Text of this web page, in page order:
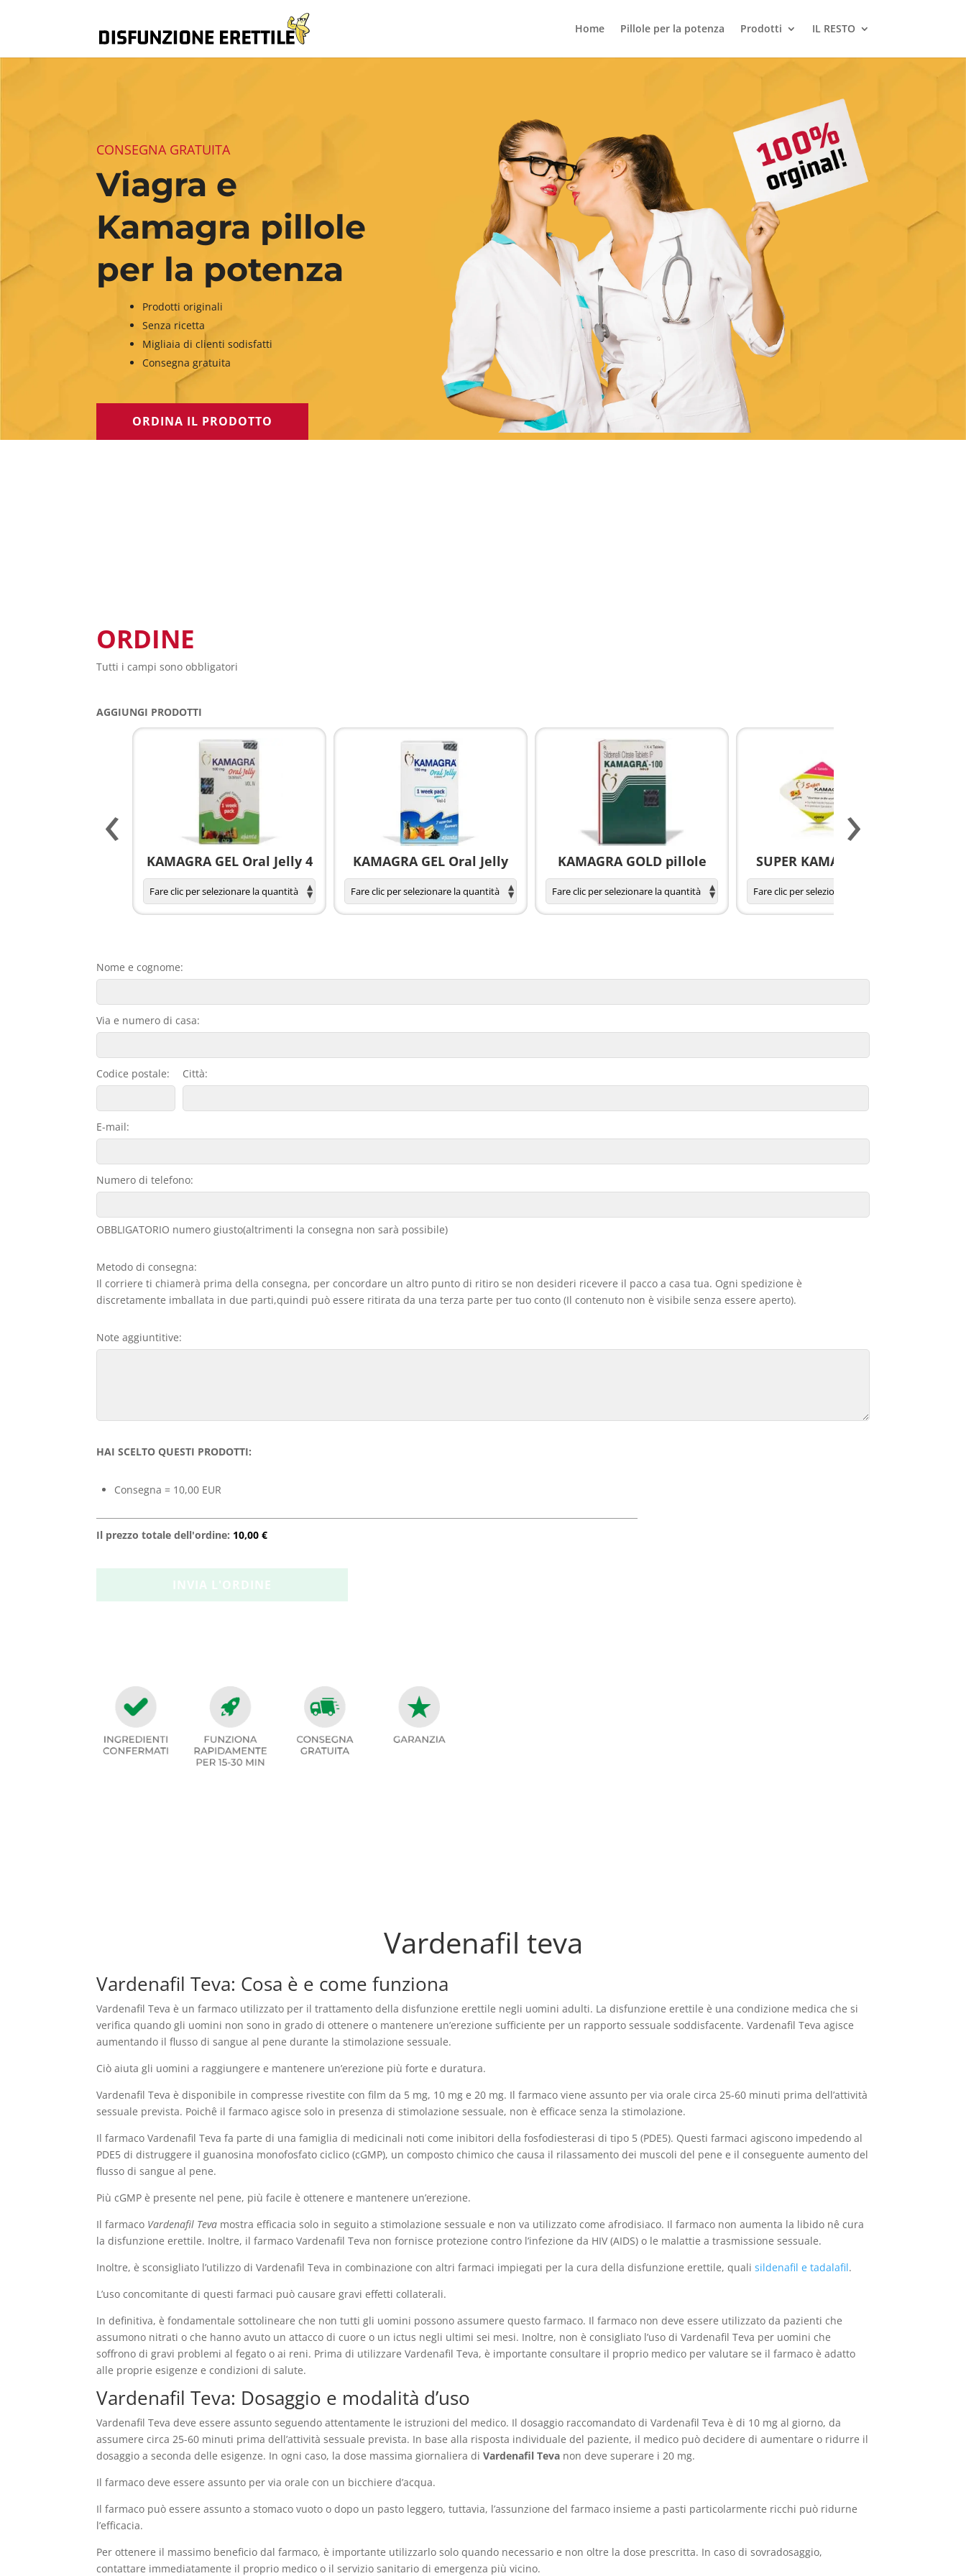
Home Pillole per la potenza Prodotti IL RESTO
CONSEGNA GRATUITA
Viagra e
Kamagra pillole
per la potenza
Prodotti originali
Senza ricetta
Migliaia di clienti sodisfatti
Consegna gratuita
ORDINA IL PRODOTTO
ORDINE
Tutti i campi sono obbligatori
AGGIUNGI PRODOTTI
KAMAGRA GEL Oral Jelly 4 KAMAGRA GEL Oral Jelly KAMAGRA GOLD pillole SUPER KAMAGRA pillole
‹ ›
Nome e cognome:
Via e numero di casa:
Codice postale: Città:
E-mail:
Numero di telefono:
OBBLIGATORIO numero giusto(altrimenti la consegna non sarà possibile)
Metodo di consegna:
Il corriere ti chiamerà prima della consegna, per concordare un altro punto di ritiro se non desideri ricevere il pacco a casa tua. Ogni spedizione è
discretamente imballata in due parti,quindi può essere ritirata da una terza parte per tuo conto (Il contenuto non è visibile senza essere aperto).
Note aggiuntitive:
HAI SCELTO QUESTI PRODOTTI:
Consegna = 10,00 EUR
Il prezzo totale dell'ordine: 10,00 €
Vardenafil teva
Vardenafil Teva: Cosa è e come funziona
Vardenafil Teva è un farmaco utilizzato per il trattamento della disfunzione erettile negli uomini adulti. La disfunzione erettile è una condizione medica che si
verifica quando gli uomini non sono in grado di ottenere o mantenere un’erezione sufficiente per un rapporto sessuale soddisfacente. Vardenafil Teva agisce
aumentando il flusso di sangue al pene durante la stimolazione sessuale.
Ciò aiuta gli uomini a raggiungere e mantenere un’erezione più forte e duratura.
Vardenafil Teva è disponibile in compresse rivestite con film da 5 mg, 10 mg e 20 mg. Il farmaco viene assunto per via orale circa 25-60 minuti prima dell’attività
sessuale prevista. Poichê il farmaco agisce solo in presenza di stimolazione sessuale, non è efficace senza la stimolazione.
Il farmaco Vardenafil Teva fa parte di una famiglia di medicinali noti come inibitori della fosfodiesterasi di tipo 5 (PDE5). Questi farmaci agiscono impedendo al
PDE5 di distruggere il guanosina monofosfato ciclico (cGMP), un composto chimico che causa il rilassamento dei muscoli del pene e il conseguente aumento del
flusso di sangue al pene.
Più cGMP è presente nel pene, più facile è ottenere e mantenere un’erezione.
Il farmaco Vardenafil Teva mostra efficacia solo in seguito a stimolazione sessuale e non va utilizzato come afrodisiaco. Il farmaco non aumenta la libido nê cura
la disfunzione erettile. Inoltre, il farmaco Vardenafil Teva non fornisce protezione contro l’infezione da HIV (AIDS) o le malattie a trasmissione sessuale.
Inoltre, è sconsigliato l’utilizzo di Vardenafil Teva in combinazione con altri farmaci impiegati per la cura della disfunzione erettile, qualisildenafil e tadalafil.
L’uso concomitante di questi farmaci può causare gravi effetti collaterali.
In definitiva, è fondamentale sottolineare che non tutti gli uomini possono assumere questo farmaco. Il farmaco non deve essere utilizzato da pazienti che
assumono nitrati o che hanno avuto un attacco di cuore o un ictus negli ultimi sei mesi. Inoltre, non è consigliato l’uso di Vardenafil Teva per uomini che
soffrono di gravi problemi al fegato o ai reni. Prima di utilizzare Vardenafil Teva, è importante consultare il proprio medico per valutare se il farmaco è adatto
alle proprie esigenze e condizioni di salute.
Vardenafil Teva: Dosaggio e modalità d’uso
Vardenafil Teva deve essere assunto seguendo attentamente le istruzioni del medico. Il dosaggio raccomandato di Vardenafil Teva è di 10 mg al giorno, da
assumere circa 25-60 minuti prima dell’attività sessuale prevista. In base alla risposta individuale del paziente, il medico può decidere di aumentare o ridurre il
dosaggio a seconda delle esigenze. In ogni caso, la dose massima giornaliera diVardenafil Teva non deve superare i 20 mg.
Il farmaco deve essere assunto per via orale con un bicchiere d’acqua.
Il farmaco può essere assunto a stomaco vuoto o dopo un pasto leggero, tuttavia, l’assunzione del farmaco insieme a pasti particolarmente ricchi può ridurne
l’efficacia.
Per ottenere il massimo beneficio dal farmaco, è importante utilizzarlo solo quando necessario e non oltre la dose prescritta. In caso di sovradosaggio,
contattare immediatamente il proprio medico o il servizio sanitario di emergenza più vicino.